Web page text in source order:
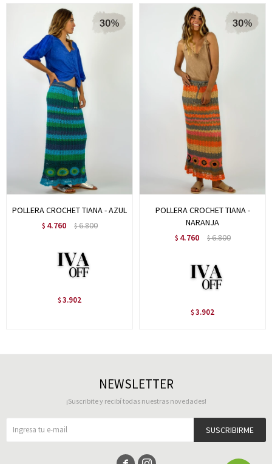
POLLERA CROCHET TIANA - AZUL
$ 4.760 $6.800
$ 3.902
POLLERA CROCHET TIANA -
NARANJA
$ 4.760 $6.800
$ 3.902
NEWSLETTER
¡Suscribite y recibí todas nuestras novedades!
SUSCRIBIRME